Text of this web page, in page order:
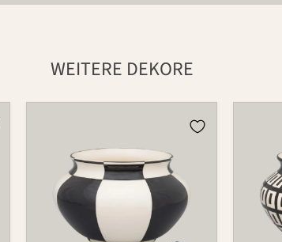
WEITERE DEKORE